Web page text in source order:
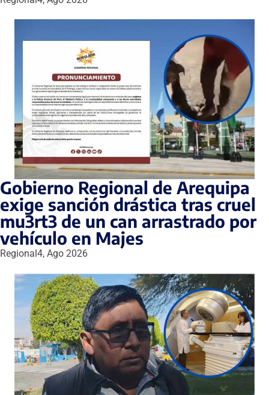
Gobierno Regional de Arequipa
exige sanción drástica tras cruel
mu3rt3 de un can arrastrado por
vehículo en Majes
Regional4, Ago 2026